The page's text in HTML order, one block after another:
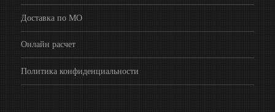
Доставка по МО
Онлайн расчет
Политика конфиденциальности